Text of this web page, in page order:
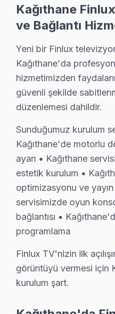
· Kağıthane'de570+
· Müşteri memnuniyeti
· Ortalama tamir süresi:
Bu sayfayla ilgili hizmet
↑ Finlux Servis Ana Sayfası
Kağıthane Yakın
· Arnavutköy Finlux
· Avcılar Finlux
· Bakırköy Finlux
· Başakşehir Finlux
· Bayrampaşa Finlux
· Beşiktaş Finlux
Kağıthane
ve Bağlantı
Yeni bir Finlux
Kağıthane'da
hizmetimizden
güvenli şekilde
düzenlemesi dahildir.
Sunduğumuz kurulum
Kağıthane'de motorlu
ayarı • Kağıthane
estetik kurulum •
optimizasyonu ve yayın
servisimizde oyun
bağlantısı •
programlama
Finlux TV'nizin ilk
görüntüyü vermesi için
kurulum şart.